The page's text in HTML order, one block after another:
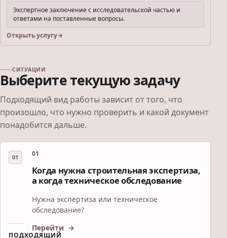
Экспертное заключение с исследовательской частью и
ответами на поставленные вопросы.
Открыть услугу
СИТУАЦИИ
Выберите текущую задачу
Подходящий вид работы зависит от того, что
произошло, что нужно проверить и какой документ
понадобится дальше.
01
Когда нужна строительная экспертиза,
а когда техническое обследование
Нужна экспертиза или техническое
обследование?
ПОДХОДЯЩИЙ
Перейти